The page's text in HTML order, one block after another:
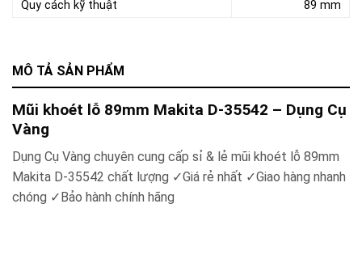
MÔ TẢ SẢN PHẨM
Mũi khoét lỗ 89mm Makita D-35542 – Dụng Cụ
Vàng
Dụng Cụ Vàng chuyên cung cấp sỉ & lẻ mũi khoét lỗ 89mm
Makita D-35542 chất lượng ✓Giá rẻ nhất ✓Giao hàng nhanh
chóng ✓Bảo hành chính hãng
Quy cách kỹ thuật
89 mm